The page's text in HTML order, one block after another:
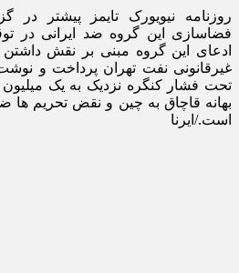
روزنامه نیویورک تایمز پیشتر
فضاسازی این گروه ضد ایرانی در
غیرقانونی نفت تهران پرداخت و
تحت فشار کنگره نزدیک به یک
بهانه قاچاق به چین و نقض تحریم
است./ایرنا